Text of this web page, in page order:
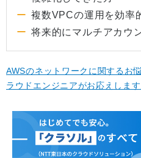
複数VPCの運用を効率
将来的にマルチアカウ
AWSのネットワークに関するお
ラウドエンジニアがお応えしま